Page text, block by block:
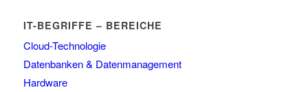
IT-BEGRIFFE – BEREICHE
Cloud-Technologie
Datenbanken & Datenmanagement
Hardware